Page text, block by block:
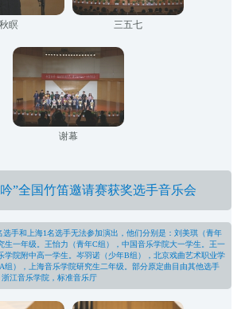
秋瞑 三五七
谢幕
”全国竹笛邀请赛获奖选手音乐会
选手和上海1名选手无法参加演出，他们分别是：刘美琪（青年
生一年级。王怡力（青年C组），中国音乐学院大一学生。王一
学院附中高一学生。岑羽诺（少年B组），北京戏曲艺术职业学
组），上海音乐学院研究生二年级。部分原定曲目由其他选手
浙江音乐学院，标准音乐厅